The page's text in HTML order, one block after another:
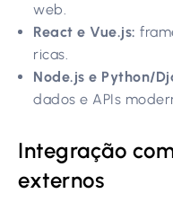
web.
React e Vue.js:
ricas.
Node.js e Python/
dados e APIs
Integração
externos